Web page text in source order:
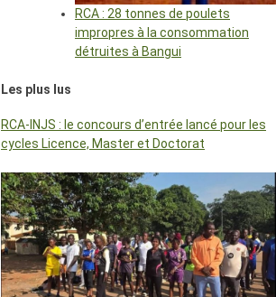
RCA : 28 tonnes de poulets
impropres à la consommation
détruites à Bangui
Les plus lus
RCA-INJS : le concours d’entrée lancé pour les
cycles Licence, Master et Doctorat